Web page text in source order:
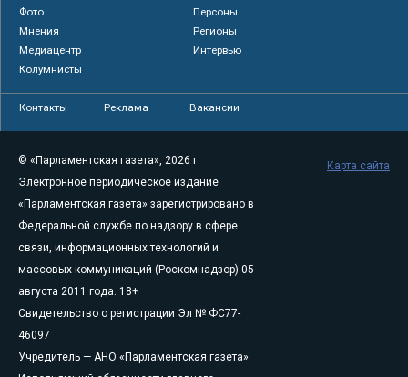
Фото
Персоны
Мнения
Регионы
Медиацентр
Интервью
Колумнисты
Контакты Реклама Вакансии
© «Парламентская газета», 2026 г.
Электронное периодическое издание
«Парламентская газета» зарегистрировано в
Федеральной службе по надзору в сфере
связи, информационных технологий и
массовых коммуникаций (Роскомнадзор) 05
августа 2011 года. 18+
Свидетельство о регистрации Эл № ФС77-
46097
Учредитель — АНО «Парламентская газета»
Карта сайта